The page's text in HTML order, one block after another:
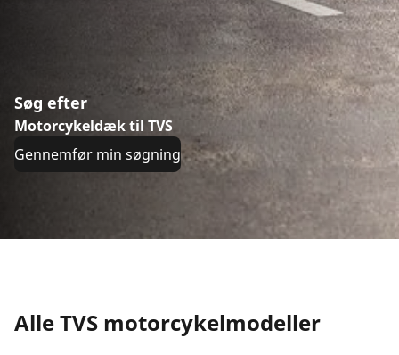
Søg efter
Motorcykeldæk til TVS
Gennemfør min søgning
Alle TVS motorcykelmodeller